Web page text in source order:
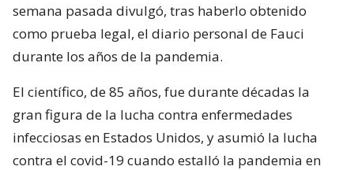
semana pasada divulgó, tras haberlo obtenido
como prueba legal, el diario personal de Fauci
durante los años de la pandemia.
El científico, de 85 años, fue durante décadas la
gran figura de la lucha contra enfermedades
infecciosas en Estados Unidos, y asumió la lucha
contra el covid-19 cuando estalló la pandemia en